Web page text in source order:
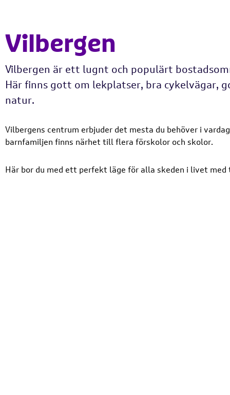
Vilbergen
Vilbergen är ett lugnt och populärt
Här finns gott om lekplatser, bra cykelvägar,
natur.
Vilbergens centrum erbjuder det mesta du behöver i
barnfamiljen finns närhet till flera förskolor och skolor.
Här bor du med ett perfekt läge för alla skeden i livet